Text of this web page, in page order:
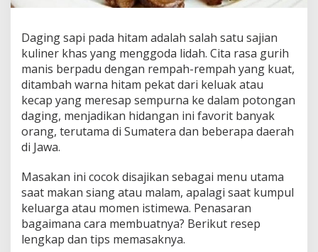
i
a
:
L
e
z
a
t
,
y
a
R
e
m
p
Daging sapi pada hitam adalah salah satu sajian
kuliner khas yang menggoda lidah. Cita rasa gurih
manis berpadu dengan rempah-rempah yang kuat,
ditambah warna hitam pekat dari keluak atau
kecap yang meresap sempurna ke dalam potongan
daging, menjadikan hidangan ini favorit banyak
orang, terutama di Sumatera dan beberapa daerah
di Jawa.
Masakan ini cocok disajikan sebagai menu utama
saat makan siang atau malam, apalagi saat kumpul
keluarga atau momen istimewa. Penasaran
bagaimana cara membuatnya? Berikut resep
lengkap dan tips memasaknya.